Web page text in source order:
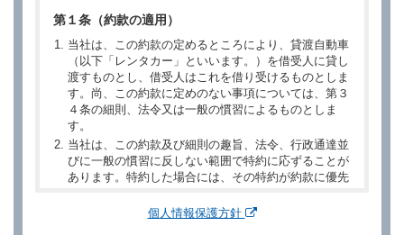
第１条（約款の適用）
当社は、この約款の定めるところにより、貸渡自動車
（以下「レンタカー」といいます。）を借受人に貸し
渡すものとし、借受人はこれを借り受けるものとしま
す。尚、この約款に定めのない事項については、第３
４条の細則、法令又は一般の慣習によるものとしま
す。
当社は、この約款及び細則の趣旨、法令、行政通達並
びに一般の慣習に反しない範囲で特約に応ずることが
あります。特約した場合には、その特約が約款に優先
個人情報保護方針